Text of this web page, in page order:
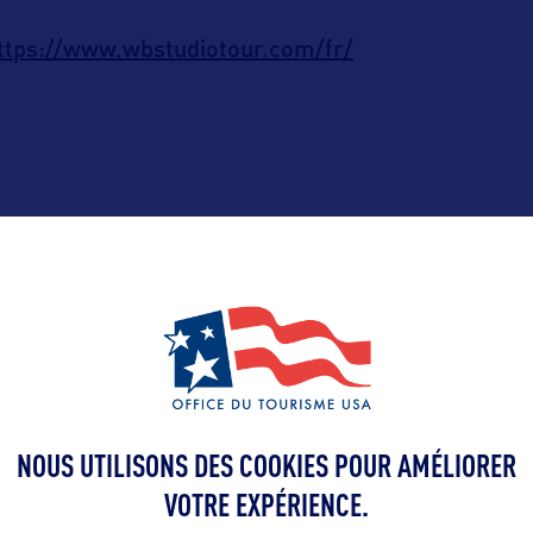
www.wbstudiotour.com/fr/
ALLEZ PLUS LOIN
Contact presse
NOUS UTILISONS DES COOKIES POUR AMÉLIORER
VOTRE EXPÉRIENCE.